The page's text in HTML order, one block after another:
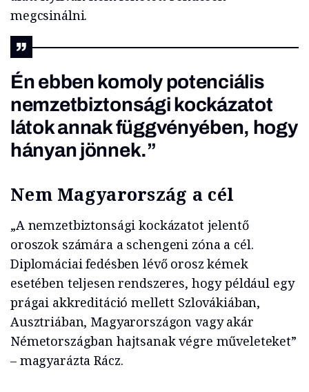
megcsinálni.
Én ebben komoly potenciális
nemzetbiztonsági kockázatot
látok annak függvényében, hogy
hányan jönnek.”
Nem Magyarország a cél
„A nemzetbiztonsági kockázatot jelentő
oroszok számára a schengeni zóna a cél.
Diplomáciai fedésben lévő orosz kémek
esetében teljesen rendszeres, hogy például egy
prágai akkreditáció mellett Szlovákiában,
Ausztriában, Magyarországon vagy akár
Németországban hajtsanak végre műveleteket”
– magyarázta Rácz.